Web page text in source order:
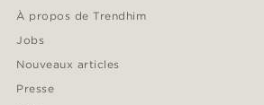
À propos de Trendhim
Jobs
Nouveaux articles
Presse